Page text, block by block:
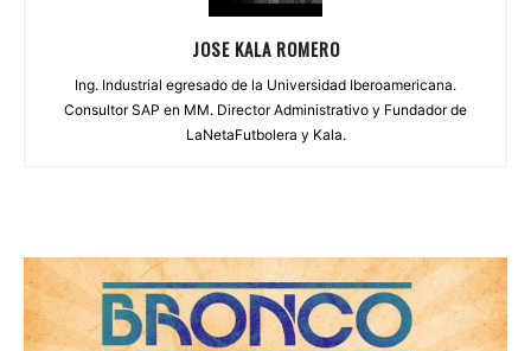
JOSE KALA ROMERO
Ing. Industrial egresado de la Universidad Iberoamericana.
Consultor SAP en MM. Director Administrativo y Fundador de
LaNetaFutbolera y Kala.